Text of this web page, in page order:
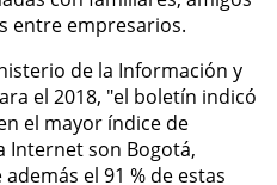
entre empresarios.
de la Información y
el 2018, "el boletín indicó
el mayor índice de
Internet son Bogotá,
el 91 % de estas